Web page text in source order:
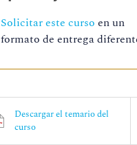
Solicitar este curso en un
formato de entrega
Descargar el temario del
curso